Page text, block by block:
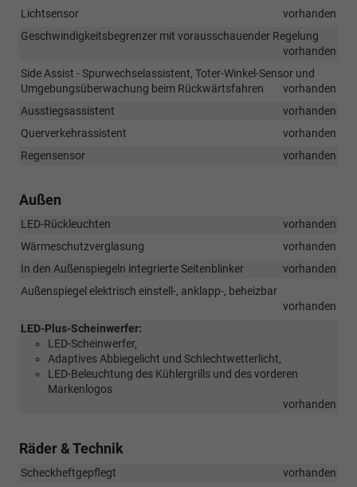
Lichtsensor
vorhanden
Geschwindigkeitsbegrenzer mit vorausschauender Regelung
vorhanden
Side Assist - Spurwechselassistent, Toter-Winkel-Sensor und
Umgebungsüberwachung beim Rückwärtsfahren
vorhanden
Ausstiegsassistent
vorhanden
Querverkehrassistent
vorhanden
Regensensor
vorhanden
Außen
LED-Rückleuchten
vorhanden
Wärmeschutzverglasung
vorhanden
In den Außenspiegeln integrierte Seitenblinker
vorhanden
Außenspiegel elektrisch einstell-, anklapp-, beheizbar
vorhanden
LED-Plus-Scheinwerfer:
LED-Scheinwerfer,
Adaptives Abbiegelicht und Schlechtwetterlicht,
LED-Beleuchtung des Kühlergrills und des vorderen
Markenlogos
vorhanden
Räder & Technik
Scheckheftgepflegt
vorhanden